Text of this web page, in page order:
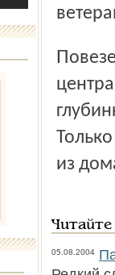
Повезет, оказывается, не только 1050 жителям областного
из
05.08.2004